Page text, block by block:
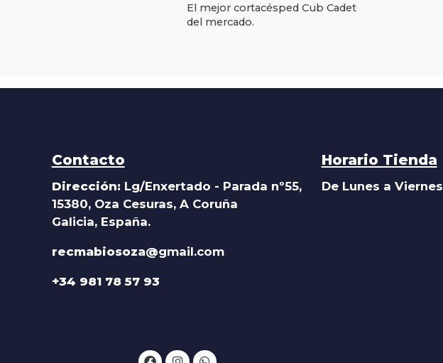
El mejor cortacésped Cub Cadet
del mercado.
Contacto
Dirección: Lg/Enxertado - Parada nº55,
15380, Oza Cesuras, A Coruña
Galicia, España.
recmabiosoza@gmail.com
+34 981 78 57 93
Horario Tienda
De Lunes a Viernes